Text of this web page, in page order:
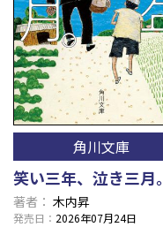
角川文庫
笑い三年、泣き三月。
著者 木内昇
発売日 2026年07月24日